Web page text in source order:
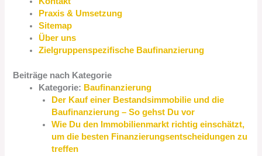
Praxis & Umsetzung
Sitemap
Über uns
Zielgruppenspezifische Baufinanzierung
Beiträge nach Kategorie
Kategorie: Baufinanzierung
Der Kauf einer Bestandsimmobilie und die
Baufinanzierung – So gehst Du vor
Wie Du den Immobilienmarkt richtig einschätzt,
um die besten Finanzierungsentscheidungen zu
treffen